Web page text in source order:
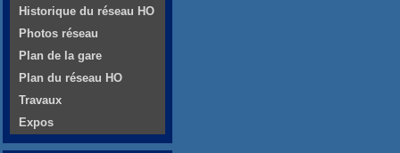
Historique du réseau HO
Photos réseau
Plan de la gare
Plan du réseau HO
Travaux
Expos